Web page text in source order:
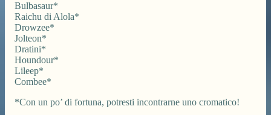
Bulbasaur*
Raichu di Alola*
Drowzee*
Jolteon*
Dratini*
Houndour*
Lileep*
Combee*
*Con un po’ di fortuna, potresti incontrarne uno cromatico!